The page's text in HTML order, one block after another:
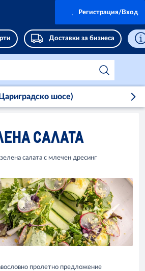
Доставки за бизнеса
Регистрация/Вход
шосе)
САЛАТА
салата с млечен дресинг
пролетно предложение